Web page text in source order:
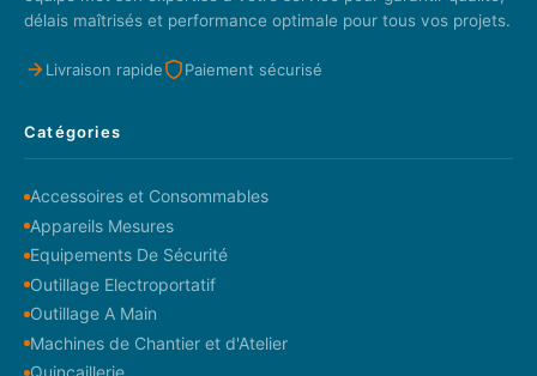
délais maîtrisés et performance optimale pour tous vos projets.
Livraison rapide Paiement sécurisé
Catégories
Accessoires et Consommables
Appareils Mesures
Equipements De Sécurité
Outillage Electroportatif
Outillage A Main
Machines de Chantier et d'Atelier